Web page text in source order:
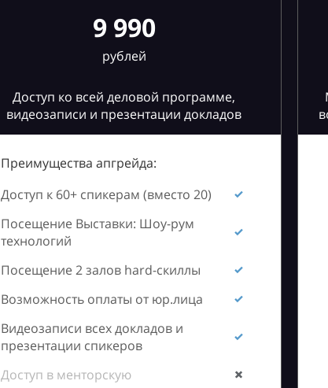
9 990
рублей
Доступ ко всей деловой программе,
видеозаписи и презентации докладов
Преимущества апгрейда:
Доступ к 60+ спикерам (вместо 20)
Посещение Выставки: Шоу-рум
технологий
Посещение 2 залов hard-скиллы
Возможность оплаты от юр.лица
Видеозаписи всех докладов и
презентации спикеров
Доступ в менторскую